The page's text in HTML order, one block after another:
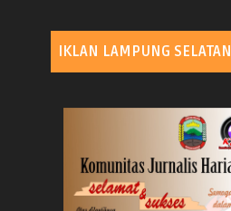
IKLAN LAMPUNG SELATAN